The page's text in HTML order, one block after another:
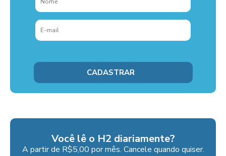
Você lê o H2 diariamente?
A partir de R$5,00 por mês. Cancele quando quiser.